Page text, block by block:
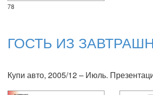
78
ГОСТЬ ИЗ
Купи авто, 2005/12 – Июль.